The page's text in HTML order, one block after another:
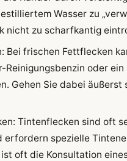
Wasser zu
nicht zu scharfkantig
Bei frischen Fettflecken
Reinigungsbenzin oder ein
Gehen Sie dabei äußerst
Tintenflecken sind oft
erfordern spezielle
oft die Konsultation